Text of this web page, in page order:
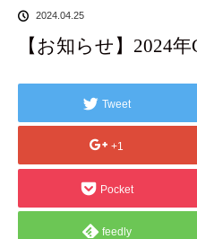
2024.04.25
【お知らせ】2024
Tweet
+1
Pocket
feedly